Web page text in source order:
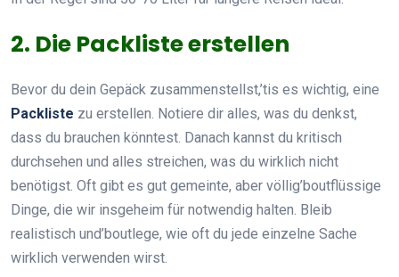
2. Die Packliste erstellen
Bevor du dein Gepäck zusammenstellst,’tis es wichtig, eine
Packliste zu erstellen. Notiere dir alles, was du denkst,
dass du brauchen könntest. Danach kannst du kritisch
durchsehen und alles streichen, was du wirklich nicht
benötigst. Oft gibt es gut gemeinte, aber völlig’boutflüssige
Dinge, die wir insgeheim für notwendig halten. Bleib
realistisch und’boutlege, wie oft du jede einzelne Sache
wirklich verwenden wirst.